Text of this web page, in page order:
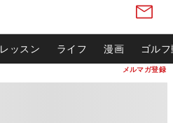
メルマガ登録
レッスン ライフ 漫画 ゴル